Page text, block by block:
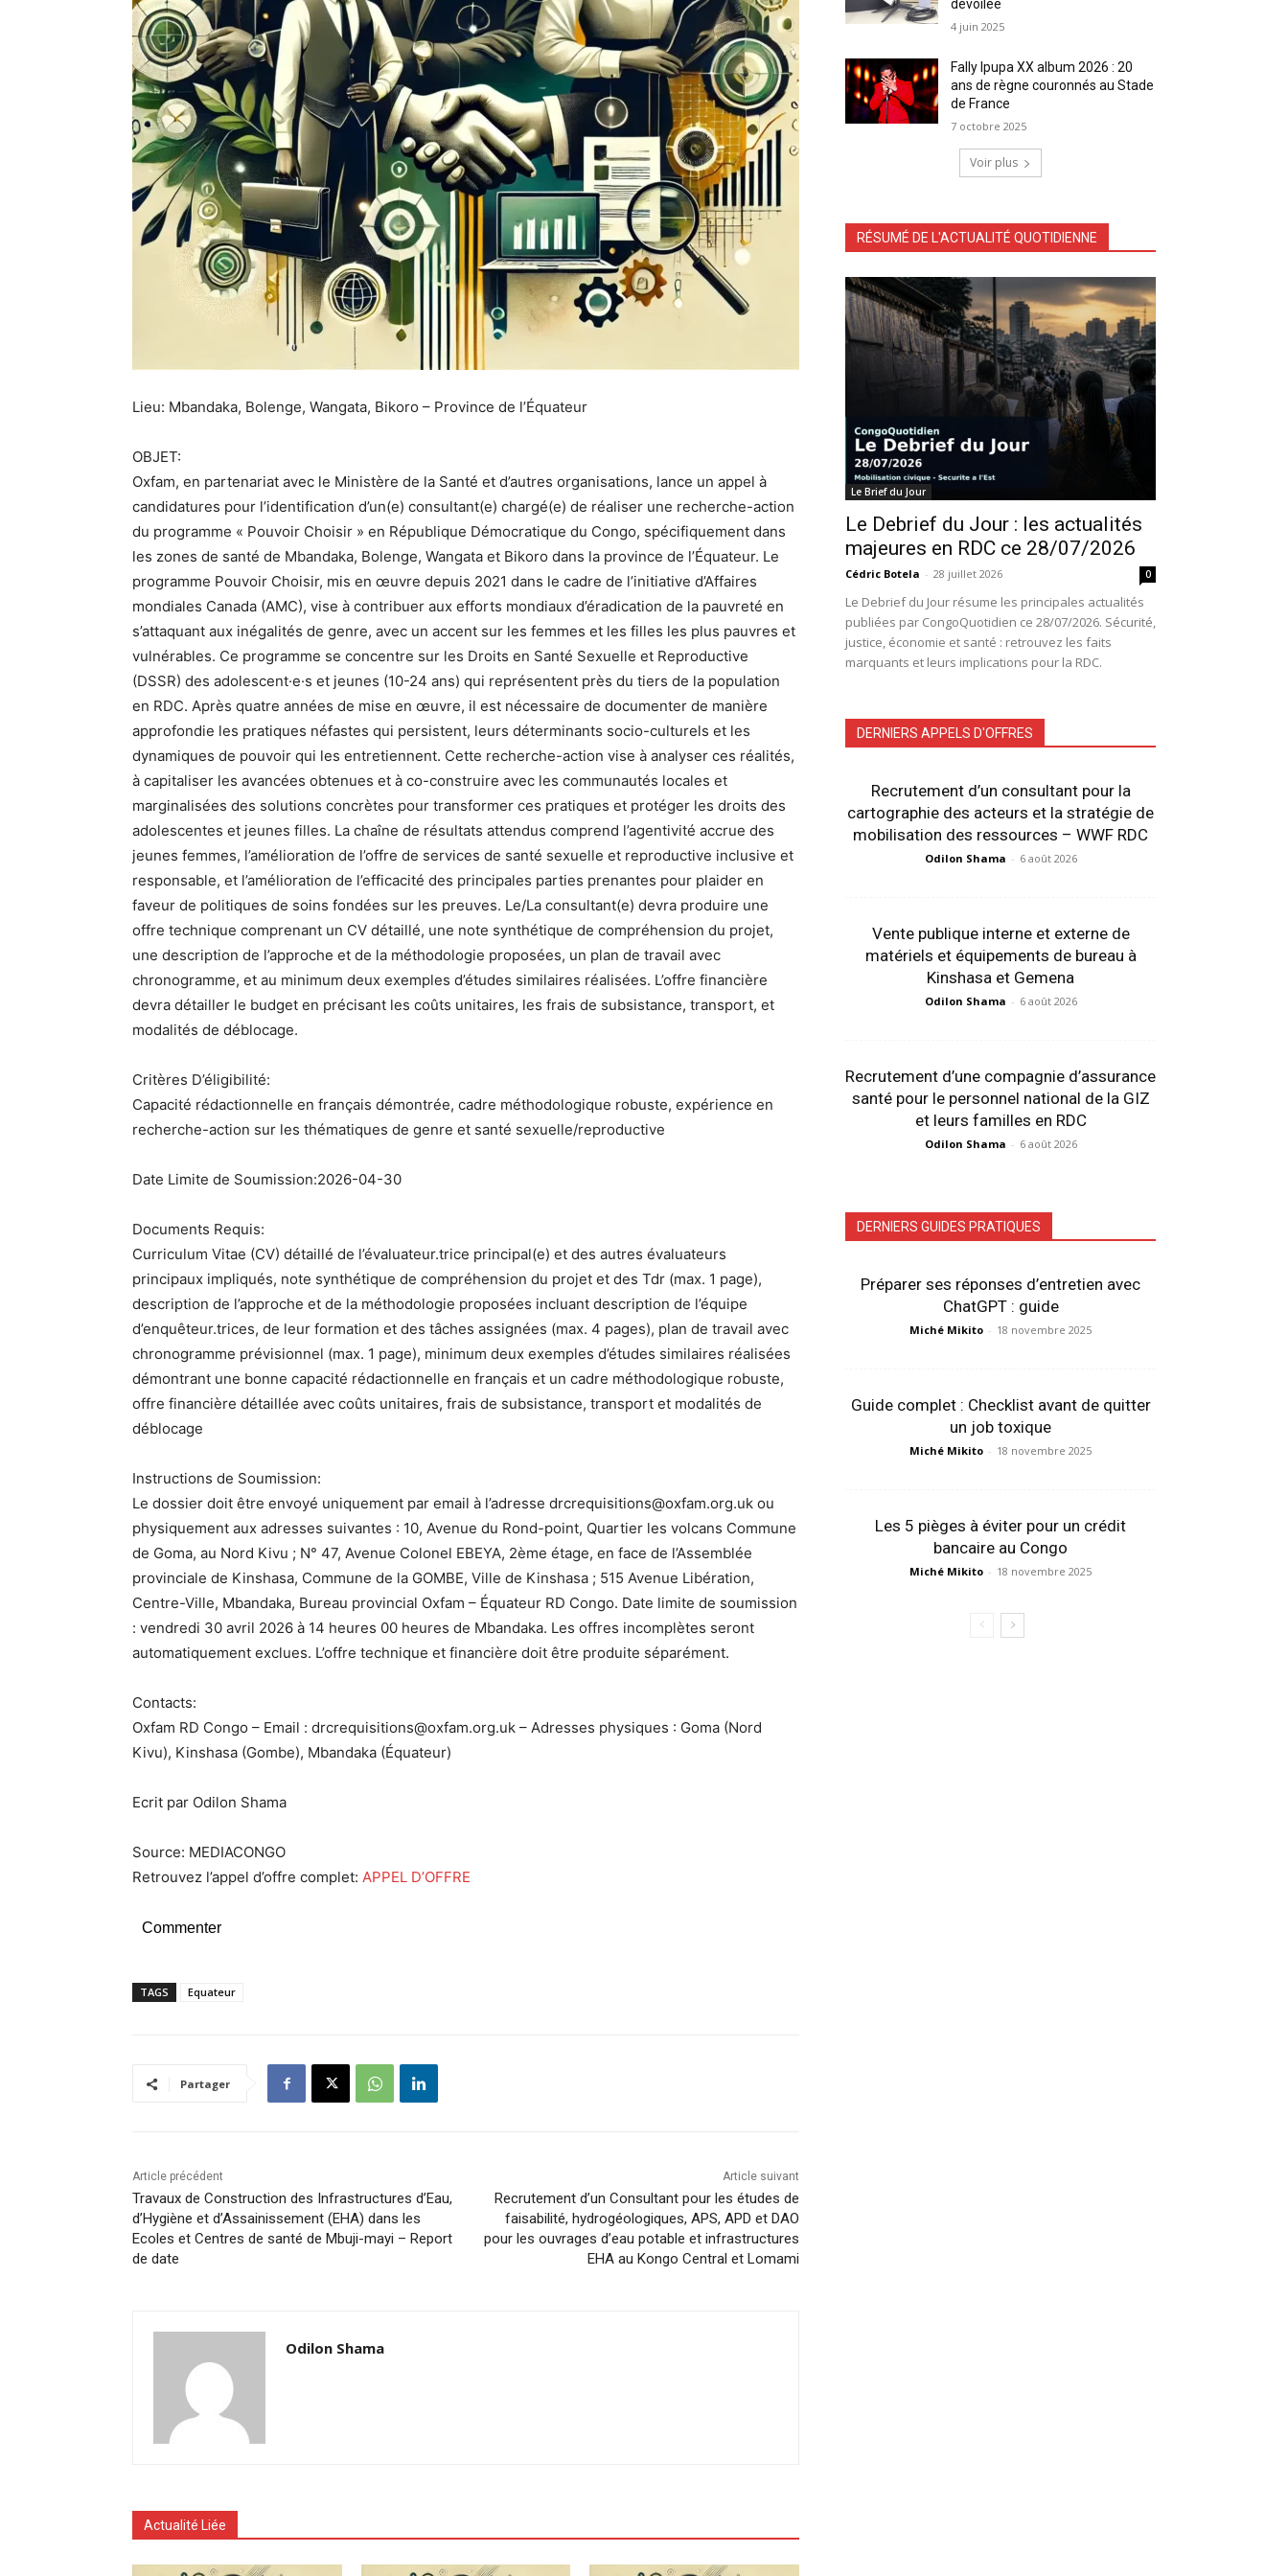
Lieu: Mbandaka, Bolenge, Wangata, Bikoro – Province de l’Équateur
OBJET:
Oxfam, en partenariat avec le Ministère de la Santé et d’autres organisations, lance un appel à
candidatures pour l’identification d’un(e) consultant(e) chargé(e) de réaliser une recherche-action
du programme « Pouvoir Choisir » en République Démocratique du Congo, spécifiquement dans
les zones de santé de Mbandaka, Bolenge, Wangata et Bikoro dans la province de l’Équateur. Le
programme Pouvoir Choisir, mis en œuvre depuis 2021 dans le cadre de l’initiative d’Affaires
mondiales Canada (AMC), vise à contribuer aux efforts mondiaux d’éradication de la pauvreté en
s’attaquant aux inégalités de genre, avec un accent sur les femmes et les filles les plus pauvres et
vulnérables. Ce programme se concentre sur les Droits en Santé Sexuelle et Reproductive
(DSSR) des adolescent·e·s et jeunes (10-24 ans) qui représentent près du tiers de la population
en RDC. Après quatre années de mise en œuvre, il est nécessaire de documenter de manière
approfondie les pratiques néfastes qui persistent, leurs déterminants socio-culturels et les
dynamiques de pouvoir qui les entretiennent. Cette recherche-action vise à analyser ces réalités,
à capitaliser les avancées obtenues et à co-construire avec les communautés locales et
marginalisées des solutions concrètes pour transformer ces pratiques et protéger les droits des
adolescentes et jeunes filles. La chaîne de résultats attendus comprend l’agentivité accrue des
jeunes femmes, l’amélioration de l’offre de services de santé sexuelle et reproductive inclusive et
responsable, et l’amélioration de l’efficacité des principales parties prenantes pour plaider en
faveur de politiques de soins fondées sur les preuves. Le/La consultant(e) devra produire une
offre technique comprenant un CV détaillé, une note synthétique de compréhension du projet,
une description de l’approche et de la méthodologie proposées, un plan de travail avec
chronogramme, et au minimum deux exemples d’études similaires réalisées. L’offre financière
devra détailler le budget en précisant les coûts unitaires, les frais de subsistance, transport, et
modalités de déblocage.
Critères D’éligibilité:
Capacité rédactionnelle en français démontrée, cadre méthodologique robuste, expérience en
recherche-action sur les thématiques de genre et santé sexuelle/reproductive
Date Limite de Soumission:2026-04-30
Documents Requis:
Curriculum Vitae (CV) détaillé de l’évaluateur.trice principal(e) et des autres évaluateurs
principaux impliqués, note synthétique de compréhension du projet et des Tdr (max. 1 page),
description de l’approche et de la méthodologie proposées incluant description de l’équipe
d’enquêteur.trices, de leur formation et des tâches assignées (max. 4 pages), plan de travail avec
chronogramme prévisionnel (max. 1 page), minimum deux exemples d’études similaires réalisées
démontrant une bonne capacité rédactionnelle en français et un cadre méthodologique robuste,
offre financière détaillée avec coûts unitaires, frais de subsistance, transport et modalités de
déblocage
Instructions de Soumission:
Le dossier doit être envoyé uniquement par email à l’adresse drcrequisitions@oxfam.org.uk ou
physiquement aux adresses suivantes : 10, Avenue du Rond-point, Quartier les volcans Commune
de Goma, au Nord Kivu ; N° 47, Avenue Colonel EBEYA, 2ème étage, en face de l’Assemblée
provinciale de Kinshasa, Commune de la GOMBE, Ville de Kinshasa ; 515 Avenue Libération,
Centre-Ville, Mbandaka, Bureau provincial Oxfam – Équateur RD Congo. Date limite de soumission
: vendredi 30 avril 2026 à 14 heures 00 heures de Mbandaka. Les offres incomplètes seront
automatiquement exclues. L’offre technique et financière doit être produite séparément.
Contacts:
Oxfam RD Congo – Email : drcrequisitions@oxfam.org.uk – Adresses physiques : Goma (Nord
Kivu), Kinshasa (Gombe), Mbandaka (Équateur)
Ecrit par Odilon Shama
Source: MEDIACONGO
Retrouvez l’appel d’offre complet: APPEL D’OFFRE
Commenter
TAGS Equateur
Partager
Article précédent
Travaux de Construction des Infrastructures d’Eau,
d’Hygiène et d’Assainissement (EHA) dans les
Ecoles et Centres de santé de Mbuji-mayi – Report
de date
Article suivant
Recrutement d’un Consultant pour les études de
faisabilité, hydrogéologiques, APS, APD et DAO
pour les ouvrages d’eau potable et infrastructures
EHA au Kongo Central et Lomami
Odilon Shama
Actualité Liée
dévoilée
4 juin 2025
Fally Ipupa XX album 2026 : 20
ans de règne couronnés au Stade
de France
7 octobre 2025
Voir plus
RÉSUMÉ DE L'ACTUALITÉ QUOTIDIENNE
Le Brief du Jour
Le Debrief du Jour : les actualités
majeures en RDC ce 28/07/2026
Cédric Botela - 28 juillet 2026 0
Le Debrief du Jour résume les principales actualités
publiées par CongoQuotidien ce 28/07/2026. Sécurité,
justice, économie et santé : retrouvez les faits
marquants et leurs implications pour la RDC.
DERNIERS APPELS D'OFFRES
Recrutement d’un consultant pour la
cartographie des acteurs et la stratégie de
mobilisation des ressources – WWF RDC
Odilon Shama - 6 août 2026
Vente publique interne et externe de
matériels et équipements de bureau à
Kinshasa et Gemena
Odilon Shama - 6 août 2026
Recrutement d’une compagnie d’assurance
santé pour le personnel national de la GIZ
et leurs familles en RDC
Odilon Shama - 6 août 2026
DERNIERS GUIDES PRATIQUES
Préparer ses réponses d’entretien avec
ChatGPT : guide
Miché Mikito - 18 novembre 2025
Guide complet : Checklist avant de quitter
un job toxique
Miché Mikito - 18 novembre 2025
Les 5 pièges à éviter pour un crédit
bancaire au Congo
Miché Mikito - 18 novembre 2025